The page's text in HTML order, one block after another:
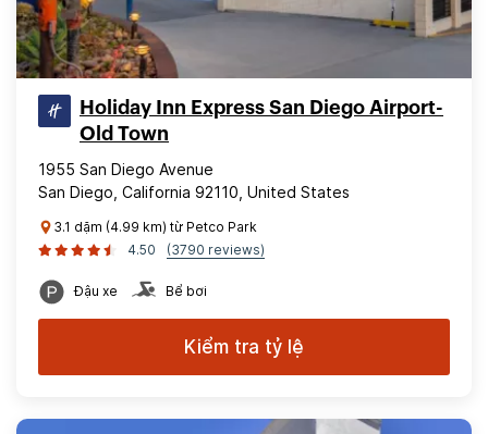
Holiday Inn Express San Diego Airport-
Old Town
1955 San Diego Avenue
San Diego, California 92110, United States
3.1 dặm (4.99 km) từ Petco Park
4.50
(3790 reviews)
Đậu xe Bể bơi
Kiểm tra tỷ lệ